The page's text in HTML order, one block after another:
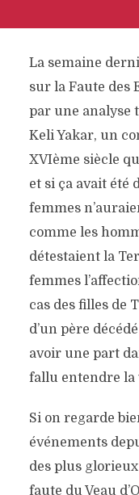
La semaine
sur la Faute des
par une analyse
Keli Yakar, un
XVIème siècle
et si ça avait été
femmes
comme les
détestaient la
femmes
cas des filles de
d’un père
avoir une part
fallu entendre
Si on regarde
événements
des plus
faute du Veau